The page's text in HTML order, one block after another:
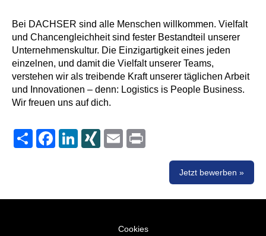
Bei DACHSER sind alle Menschen willkommen. Vielfalt
und Chancengleichheit sind fester Bestandteil unserer
Unternehmenskultur. Die Einzigartigkeit eines jeden
einzelnen, und damit die Vielfalt unserer Teams,
verstehen wir als treibende Kraft unserer täglichen Arbeit
und Innovationen – denn: Logistics is People Business.
Wir freuen uns auf dich.
Share FacebookLinkedInXING Email
Jetzt bewerben »
Cookies